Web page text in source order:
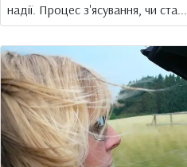
надії. Процес з'ясування, чи ста...